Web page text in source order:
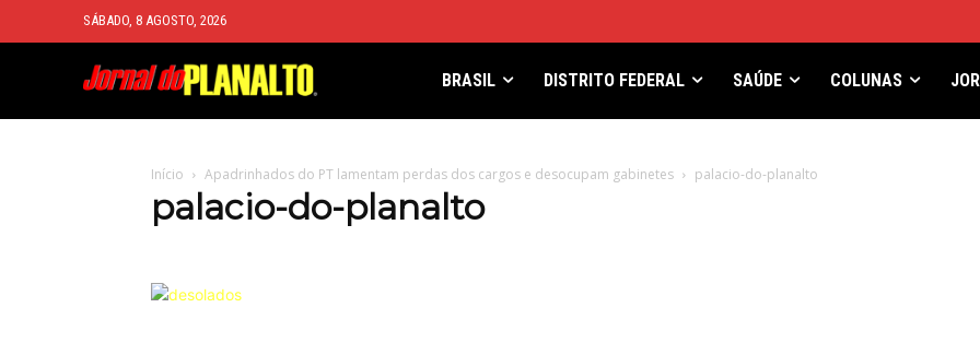
SÁBADO, 8 AGOSTO, 2026
BRASIL DISTRITO FEDERAL SAÚDE COLUNAS
Início Apadrinhados do PT lamentam perdas dos cargos e desocupam gabinetes palacio-do-planalto
palacio-do-planalto